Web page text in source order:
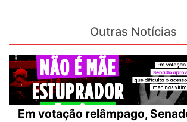
Outras Notícias
Em votação relâmpago,